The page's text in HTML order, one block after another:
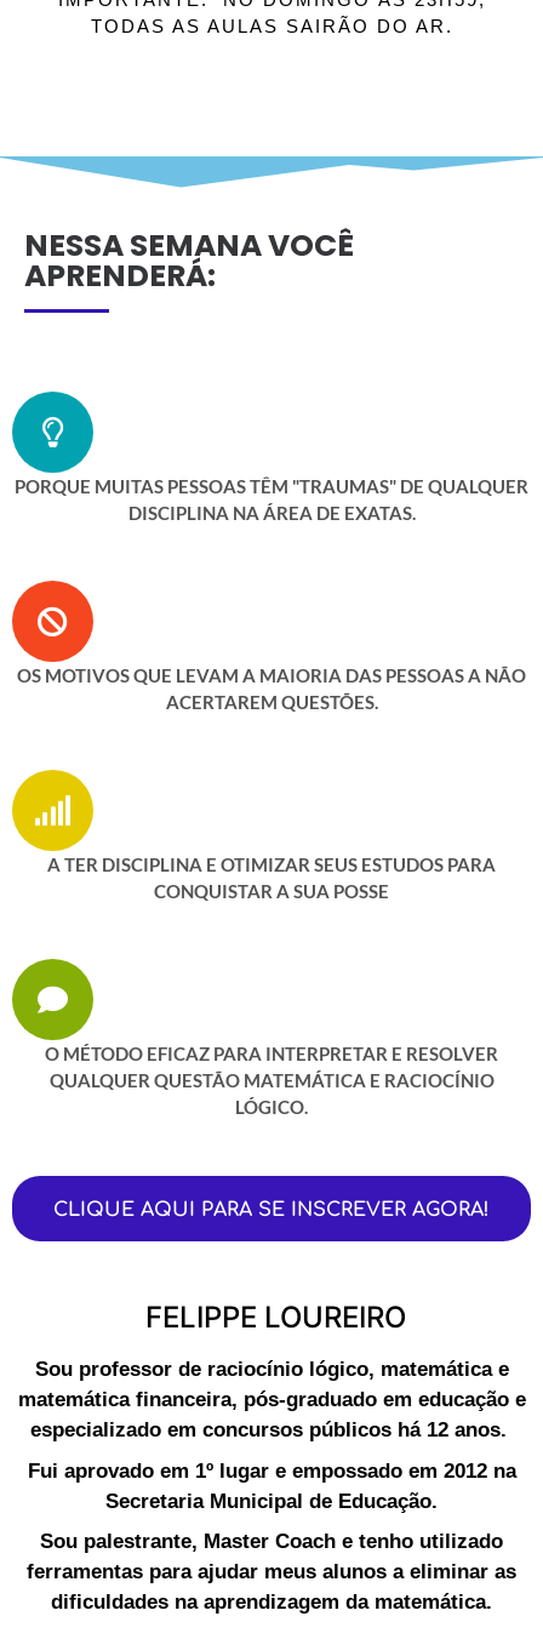
TODAS AS AULAS SAIRÃO DO AR.
NESSA SEMANA VOCÊ
APRENDERÁ:
PORQUE MUITAS PESSOAS TÊM "TRAUMAS" DE QUALQUER
DISCIPLINA NA ÁREA DE EXATAS.
OS MOTIVOS QUE LEVAM A MAIORIA DAS PESSOAS A NÃO
ACERTAREM QUESTÕES.
A TER DISCIPLINA E OTIMIZAR SEUS ESTUDOS PARA
CONQUISTAR A SUA POSSE
O MÉTODO EFICAZ PARA INTERPRETAR E RESOLVER
QUALQUER QUESTÃO MATEMÁTICA E RACIOCÍNIO
LÓGICO.
CLIQUE AQUI PARA SE INSCREVER AGORA!
FELIPPE LOUREIRO
Sou professor de raciocínio lógico, matemática e
matemática financeira, pós-graduado em educação e
especializado em concursos públicos há 12 anos.
Fui aprovado em 1º lugar e empossado em 2012 na
Secretaria Municipal de Educação.
Sou palestrante, Master Coach e tenho utilizado
ferramentas para ajudar meus alunos a eliminar as
dificuldades na aprendizagem da matemática.